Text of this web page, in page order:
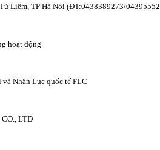
Liêm, TP Hà Nội (ĐT:0438389273/
hoạt động
Nhân Lực quốc tế FLC
CO., LTD